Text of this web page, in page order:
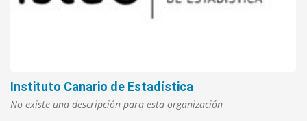
Instituto Canario de Estadística
No existe una descripción para esta organización